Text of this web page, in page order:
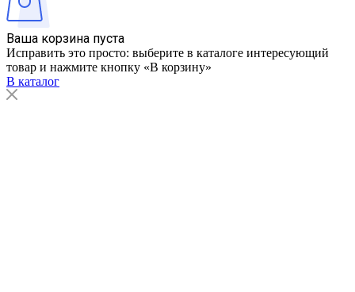
Ваша корзина пуста
Исправить это просто: выберите в каталоге интересующий
товар и нажмите кнопку «В корзину»
В каталог